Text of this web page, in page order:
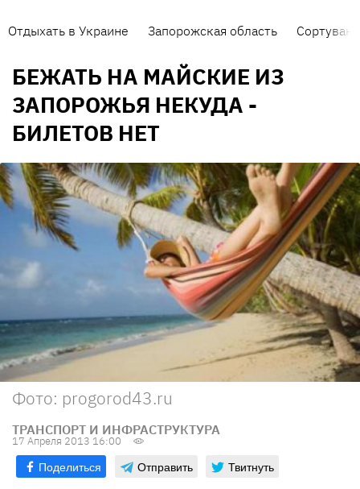
Отдыхать в Украине Запорожская область
БЕЖАТЬ НА МАЙСКИЕ ИЗ
ЗАПОРОЖЬЯ НЕКУДА -
БИЛЕТОВ НЕТ
Фото: progorod43.ru
ТРАНСПОРТ И ИНФРАСТРУКТУРА
17 Апреля 2013 16:00
Поделиться Отправить Твитнуть